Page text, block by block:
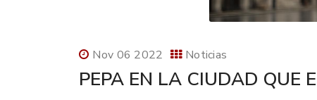
Nov 06 2022 Noticias
PEPA EN LA CIUDAD QUE